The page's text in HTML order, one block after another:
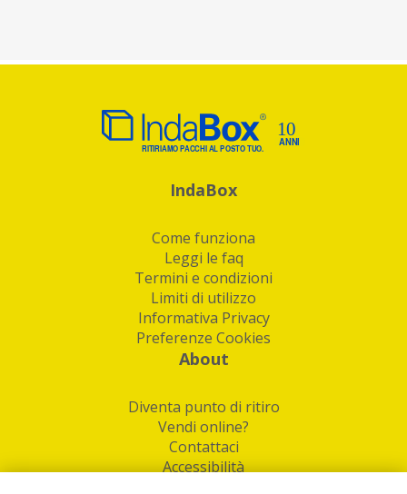
IndaBox
Come funziona
Leggi le faq
Termini e condizioni
Limiti di utilizzo
Informativa Privacy
Preferenze Cookies
About
Diventa punto di ritiro
Vendi online?
Contattaci
Accessibilità